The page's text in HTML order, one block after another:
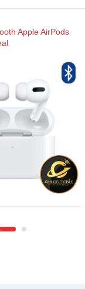
Apple AirPods